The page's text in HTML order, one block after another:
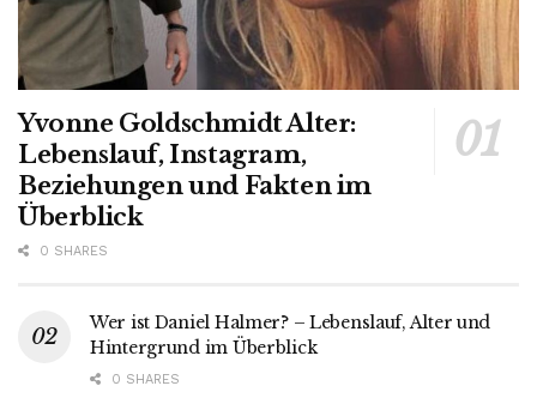
Yvonne Goldschmidt Alter:
Lebenslauf, Instagram,
Beziehungen und Fakten im
Überblick
0 SHARES
Wer ist Daniel Halmer? – Lebenslauf, Alter und
Hintergrund im Überblick
0 SHARES